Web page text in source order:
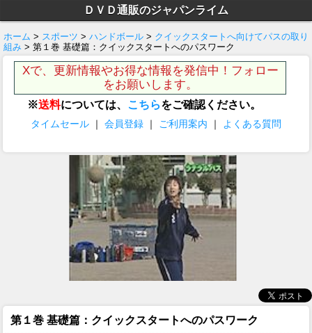
ＤＶＤ通販のジャパンライム
ホーム > スポーツ > ハンドボール > クイックスタートへ向けてパスの取り
組み > 第１巻 基礎篇：クイックスタートへのパスワーク
Xで、更新情報やお得な情報を発信中！フォロー
をお願いします。
※送料については、 こちらをご確認ください。
タイムセール ｜ 会員登録 ｜ ご利用案内 ｜ よくある質問
第１巻 基礎篇：クイックスタートへのパスワーク